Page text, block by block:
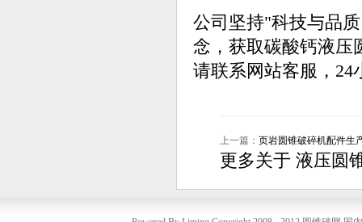
公司坚持"科技与品
念，获取碳酸钙液压
请联系网站客服，24
上一篇： 页岩圆锥破碎机配件生
更多关于 液压圆